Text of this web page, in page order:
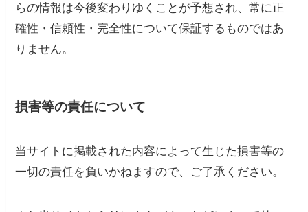
らの情報は今後変わりゆくことが予想され、常に正
確性・信頼性・完全性について保証するものではあ
りません。
損害等の責任について
当サイトに掲載された内容によって生じた損害等の
一切の責任を負いかねますので、ご了承ください。